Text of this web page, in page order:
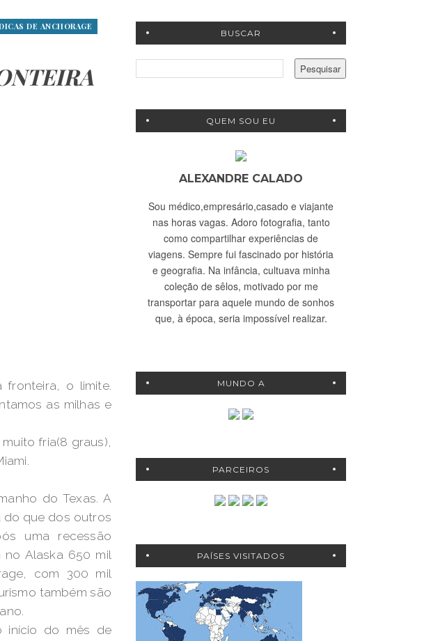
DE ANCHORAGE
fronteira, o limite.
as milhas e
fria(8 graus),
do Texas. A
do que dos outros
uma recessão
no Alaska 650 mil
com 300 mil
também são
início do mês de
BUSCAR
QUEM SOU EU
ALEXANDRE CALADO
Sou médico,empresário,casado e viajante
nas horas vagas. Adoro fotografia, tanto
como compartilhar experiências de
viagens. Sempre fui fascinado por história
e geografia. Na infância, cultuava minha
coleção de sêlos, motivado por me
transportar para aquele mundo de sonhos
que, à época, seria impossível realizar.
MUNDO A
PARCEIROS
PAÍSES VISITADOS